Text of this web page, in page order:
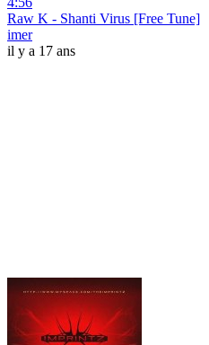
Raw K - Shanti Virus [Free Tune]
imer
il y a 17 ans